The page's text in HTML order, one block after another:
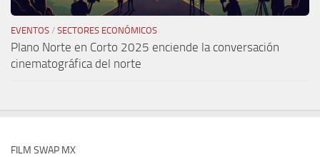
EVENTOS / SECTORES ECONÓMICOS
Plano Norte en Corto 2025 enciende la conversación
cinematográfica del norte
FILM SWAP MX